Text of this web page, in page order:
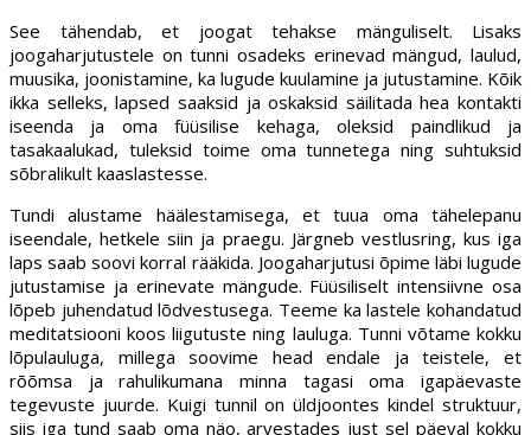
See tähendab, et joogat tehakse mänguliselt. Lisaks
joogaharjutustele on tunni osadeks erinevad mängud, laulud,
muusika, joonistamine, ka lugude kuulamine ja jutustamine. Kõik
ikka selleks, lapsed saaksid ja oskaksid säilitada hea kontakti
iseenda ja oma füüsilise kehaga, oleksid paindlikud ja
tasakaalukad, tuleksid toime oma tunnetega ning suhtuksid
sõbralikult kaaslastesse.
Tundi alustame häälestamisega, et tuua oma tähelepanu
iseendale, hetkele siin ja praegu. Järgneb vestlusring, kus iga
laps saab soovi korral rääkida. Joogaharjutusi õpime läbi lugude
jutustamise ja erinevate mängude. Füüsiliselt intensiivne osa
lõpeb juhendatud lõdvestusega. Teeme ka lastele kohandatud
meditatsiooni koos liigutuste ning lauluga. Tunni võtame kokku
lõpulauluga, millega soovime head endale ja teistele, et
rõõmsa ja rahulikumana minna tagasi oma igapäevaste
tegevuste juurde. Kuigi tunnil on üldjoontes kindel struktuur,
siis iga tund saab oma näo, arvestades just sel päeval kokku